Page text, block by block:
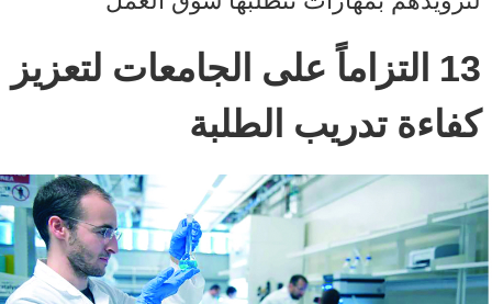
13 التزاماً على الجامعات لتعزيز
كفاءة تدريب الطلبة